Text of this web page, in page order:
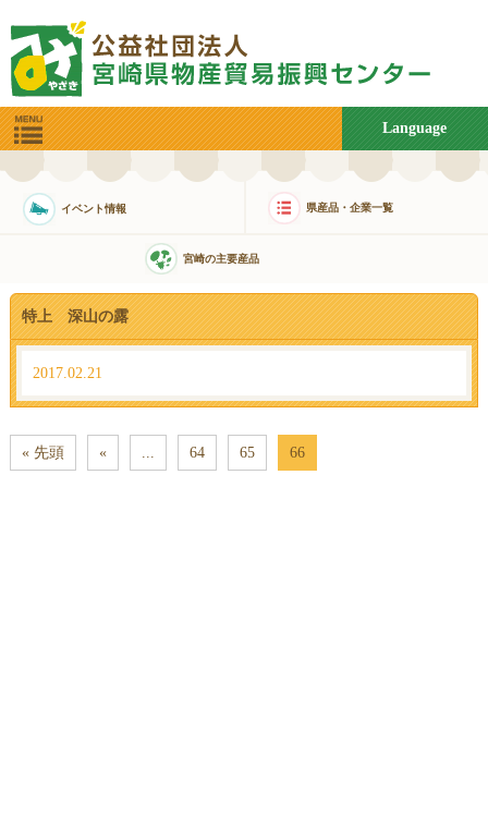
Language
イベント情報 県産品・企業一覧
宮崎の主要産品
特上 深山の露
2017.02.21
« 先頭 « ... 64 65 66